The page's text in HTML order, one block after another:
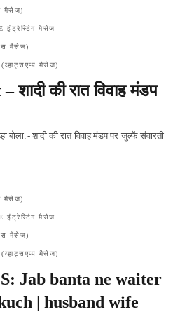
मैसेज)
इंट्रेस्टिंग मैसेज
मैसेज)
मैसेज)
की रात विवाह मंडप
बोला:- शादी की रात विवाह मंडप पर जुल्फें संवारती
मैसेज)
इंट्रेस्टिंग मैसेज
मैसेज)
मैसेज)
Jab banta ne waiter
| husband wife